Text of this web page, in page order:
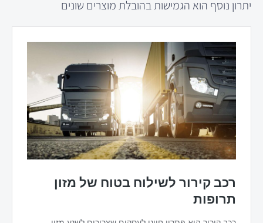
יתרון נוסף הוא הגמישות בהובלת מוצרים שונים